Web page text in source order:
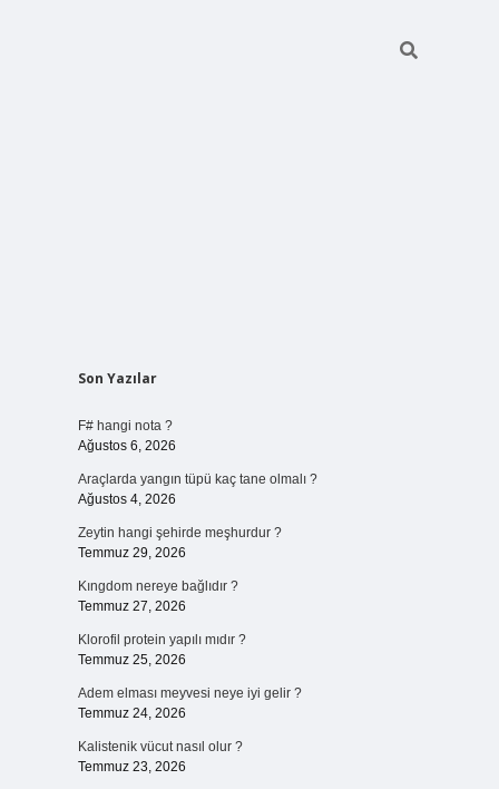
Sidebar
Son Yazılar
F# hangi nota ?
Ağustos 6, 2026
Araçlarda yangın tüpü kaç tane olmalı ?
Ağustos 4, 2026
Zeytin hangi şehirde meşhurdur ?
Temmuz 29, 2026
Kıngdom nereye bağlıdır ?
Temmuz 27, 2026
Klorofil protein yapılı mıdır ?
Temmuz 25, 2026
Adem elması meyvesi neye iyi gelir ?
Temmuz 24, 2026
Kalistenik vücut nasıl olur ?
Temmuz 23, 2026